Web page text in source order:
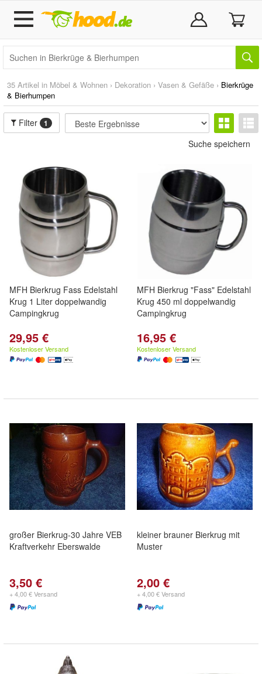
35 Artikel in Möbel & Wohnen › Dekoration › Vasen & Gefäße › Bierkrüge
& Bierhumpen
Filter 1
Suche speichern
MFH Bierkrug Fass Edelstahl
Krug 1 Liter doppelwandig
Campingkrug
29,95 €
Kostenloser Versand
MFH Bierkrug "Fass" Edelstahl
Krug 450 ml doppelwandig
Campingkrug
16,95 €
Kostenloser Versand
großer Bierkrug-30 Jahre VEB
Kraftverkehr Eberswalde
3,50 €
+ 4,00 € Versand
kleiner brauner Bierkrug mit
Muster
2,00 €
+ 4,00 € Versand